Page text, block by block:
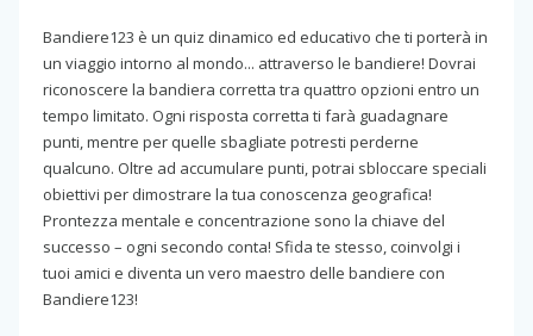
Bandiere123 è un quiz dinamico ed educativo che ti porterà in
un viaggio intorno al mondo... attraverso le bandiere! Dovrai
riconoscere la bandiera corretta tra quattro opzioni entro un
tempo limitato. Ogni risposta corretta ti farà guadagnare
punti, mentre per quelle sbagliate potresti perderne
qualcuno. Oltre ad accumulare punti, potrai sbloccare speciali
obiettivi per dimostrare la tua conoscenza geografica!
Prontezza mentale e concentrazione sono la chiave del
successo – ogni secondo conta! Sfida te stesso, coinvolgi i
tuoi amici e diventa un vero maestro delle bandiere con
Bandiere123!